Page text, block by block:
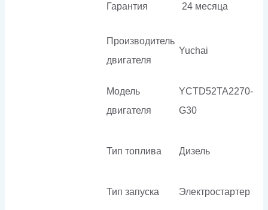
Гарантия 24 месяца
Производитель
двигателя
Yuchai
Модель
двигателя
YCTD52TA2270-
G30
Тип топлива Дизель
Тип запуска Электростартер